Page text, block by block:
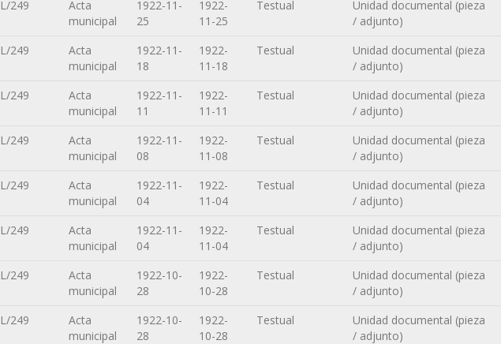
L/249
Acta
municipal
1922-11-
25
1922-
11-25
Testual
Unidad documental (pieza
/ adjunto)
L/249
Acta
municipal
1922-11-
18
1922-
11-18
Testual
Unidad documental (pieza
/ adjunto)
L/249
Acta
municipal
1922-11-
11
1922-
11-11
Testual
Unidad documental (pieza
/ adjunto)
L/249
Acta
municipal
1922-11-
08
1922-
11-08
Testual
Unidad documental (pieza
/ adjunto)
L/249
Acta
municipal
1922-11-
04
1922-
11-04
Testual
Unidad documental (pieza
/ adjunto)
L/249
Acta
municipal
1922-11-
04
1922-
11-04
Testual
Unidad documental (pieza
/ adjunto)
L/249
Acta
municipal
1922-10-
28
1922-
10-28
Testual
Unidad documental (pieza
/ adjunto)
L/249
Acta
municipal
1922-10-
28
1922-
10-28
Testual
Unidad documental (pieza
/ adjunto)